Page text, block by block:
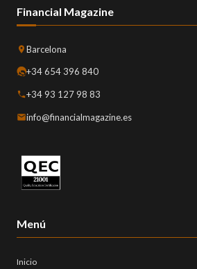
Financial Magazine
Barcelona
+34 654 396 840
+34 93 127 98 83
info@financialmagazine.es
Menú
Inicio